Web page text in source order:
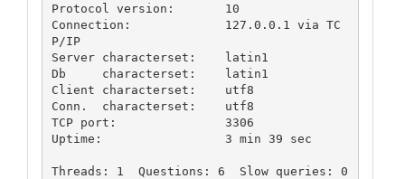
Protocol version:	10
Connection:		127.0.0.1 via TC
P/IP
Server characterset:	latin1
Db     characterset:	latin1
Client characterset:	utf8
Conn.  characterset:	utf8
TCP port:		3306
Uptime:			3 min 39 sec
Threads: 1  Questions: 6  Slow queries: 0